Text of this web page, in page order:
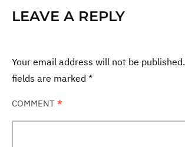
LEAVE A REPLY
Your email address will not be published.
fields are marked *
COMMENT *